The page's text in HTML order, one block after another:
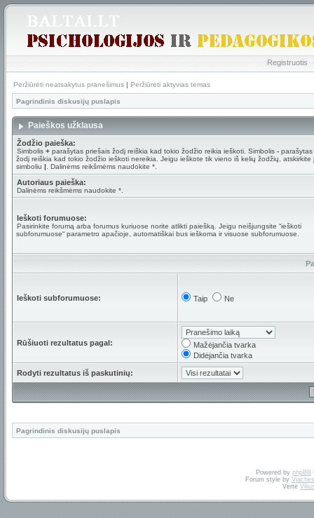
Registruotis
Peržiūrėti neatsakytus pranešimus | Peržiūrėti aktyvias temas
Pagrindinis diskusijų puslapis
Paieškos užklausa
Žodžio paieška:
Simbolis + parašytas priešais žodį reiškia kad tokio žodžio reikia ieškoti. Simbolis - parašytas
žodį reiškia kad tokio žodžio ieškoti nereikia. Jeigu ieškote tik vieno iš kelių žodžių, atskirkite
simboliu | . Dalinėms reikšmėms naudokite *.
Autoriaus paieška:
Dalinėms reikšmėms naudokite *.
Ieškoti forumuose:
Pasirinkite forumą arba forumus kuriuose norite atlikti paiešką. Jeigu neišjungsite “ieškoti
subforumuose“ parametro apačioje, automatiškai bus ieškoma ir visuose subforumuose.
Ieškoti subforumuose: Taip Ne
Rūšiuoti rezultatus pagal:
Mažėjančia tvarka
Didėjančia tvarka
Rodyti rezultatus iš paskutinių:
Pagrindinis diskusijų puslapis
Powered by phpBB
Forum style by
Vertė